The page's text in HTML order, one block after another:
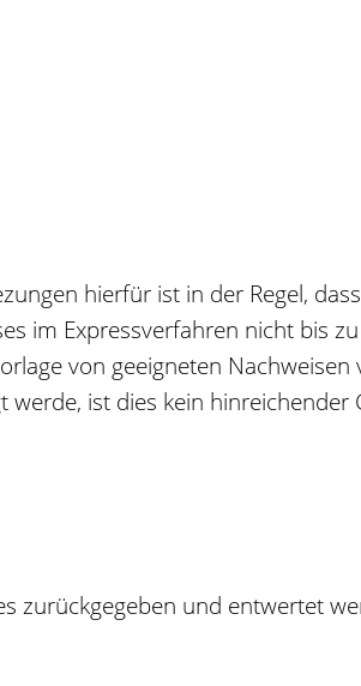
hierfür ist in der Regel,
im Expressverfahren nicht bis
von geeigneten Nachweisen
ist dies kein
zurückgegeben und entwertet